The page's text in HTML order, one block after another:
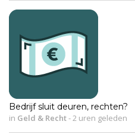
Bedrijf sluit deuren, rechten?
in Geld & Recht-2 uren geleden